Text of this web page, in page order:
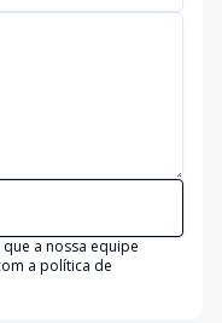
a nossa equipe
a política de